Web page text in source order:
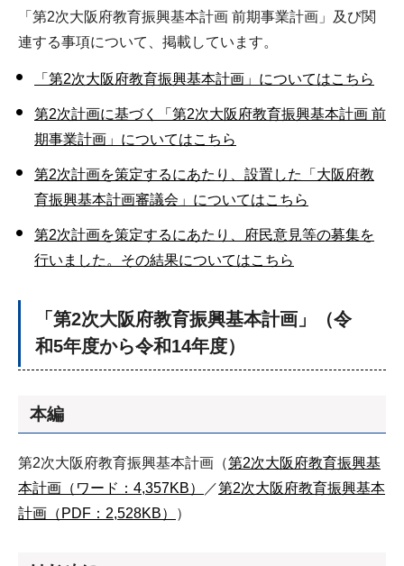
「第2次大阪府教育振興基本計画 前期事業計画」及び関
連する事項について、掲載しています。
「第2次大阪府教育振興基本計画」についてはこちら
第2次計画に基づく「第2次大阪府教育振興基本計画 前
期事業計画」についてはこちら
第2次計画を策定するにあたり、設置した「大阪府教
育振興基本計画審議会」についてはこちら
第2次計画を策定するにあたり、府民意見等の募集を
行いました。その結果についてはこちら
「第2次大阪府教育振興基本計画」（令
和5年度から令和14年度）
本編
第2次大阪府教育振興基本計画（第2次大阪府教育振興基
本計画（ワード：4,357KB）
／第2次大阪府教育振興基本
計画（PDF：2,528KB）
）